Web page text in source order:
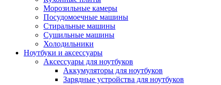
Морозильные камеры
Посудомоечные машины
Стиральные машины
Сушильные машины
Холодильники
Ноутбуки и аксессуары
Аксессуары для ноутбуков
Аккумуляторы для ноутбуков
Зарядные устройства для ноутбуков